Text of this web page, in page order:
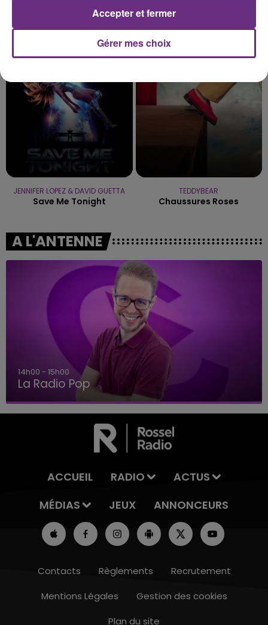
s'est avéré être plus précoce que prévu,
l'inspection du Travail en profite pour rappeler
les conditions de...
TITRES DIFFUSÉS
JENNIFER LOPEZ & DAVID GUETTA
Save Me Tonight
TEDDYBEAR
Chaussures Roses
A L'ANTENNE
14h00 - 15h00
La Radio Pop
ACCUEIL RADIO
ACTUS
MÉDIAS
JEUX ANNONCEURS
Contacts Règlements
Recrutement
Mentions Légales
Gestion des cookies
Plan du site
Gérer mes choix
Accepter et fermer